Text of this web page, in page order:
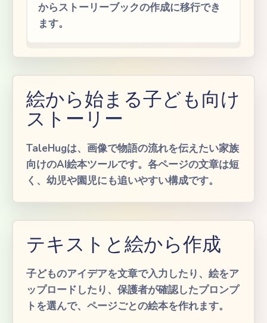
からストーリーブックの作成に移行でき
ます。
絵から始まる子ども向け
ストーリー
TaleHugは、画像で物語の流れを伝えたい家族
向けのAI絵本ツールです。各ページの文章は短
く、幼児や園児にも追いやすい構成です。
テキストと絵から作成
子どものアイデアを文章で入力したり、絵をア
ップロードしたり、保護者が確認したプロンプ
トを選んで、ページごとの絵本を作れます。